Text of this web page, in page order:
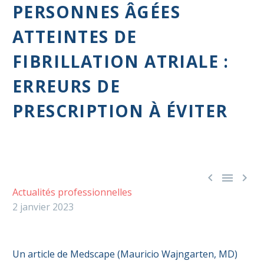
PERSONNES ÂGÉES
ATTEINTES DE
FIBRILLATION ATRIALE :
ERREURS DE
PRESCRIPTION À ÉVITER
  
Actualités professionnelles
2 janvier 2023
Un article de Medscape (Mauricio Wajngarten, MD)